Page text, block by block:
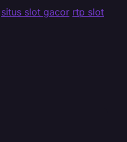
situs slot gacor rtp slot